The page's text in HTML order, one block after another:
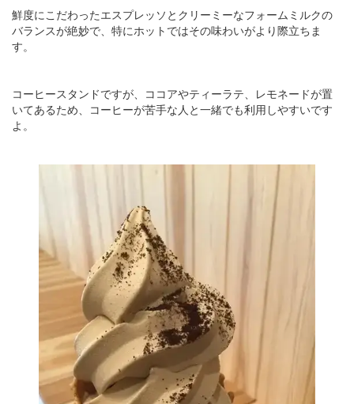
鮮度にこだわったエスプレッソとクリーミーなフォームミルクの
バランスが絶妙で、特にホットではその味わいがより際立ちま
す。
コーヒースタンドですが、ココアやティーラテ、レモネードが置
いてあるため、コーヒーが苦手な人と一緒でも利用しやすいです
よ。